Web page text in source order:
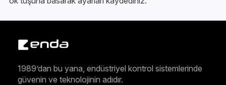
1989’dan bu yana, endüstriyel kontrol sistemlerinde
güvenin ve teknolojinin adıdır.